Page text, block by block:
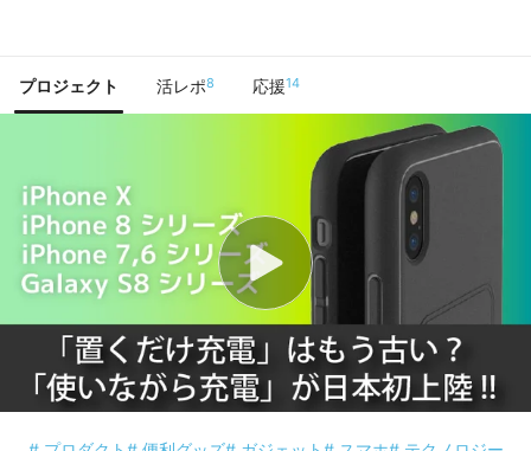
プロジェクト 活レポ8 応援14